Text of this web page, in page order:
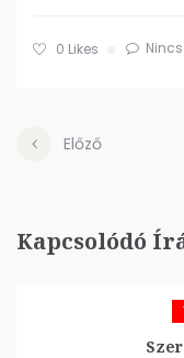
0 Likes
Előző
Kapcsolódó